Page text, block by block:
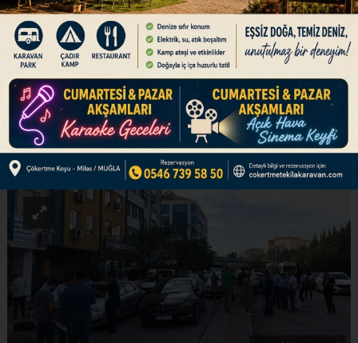
Uluslararası Medya Enformasyon Derneğinden
(UMED), İstanbul'da öğle saatlerinde meydana
gelen 5,8 büyüklüğündeki depremin ardından
sosyal medya üzerinden yapılan
manipülasyonlara karşı uyarılarda bulunuldu.
ABONE OL